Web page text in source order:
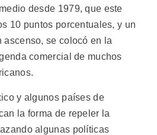
desde 1979, que este
10 puntos porcentuales, y un
ascenso, se colocó en la
comercial de muchos
y algunos países de
la forma de repeler la
algunas políticas